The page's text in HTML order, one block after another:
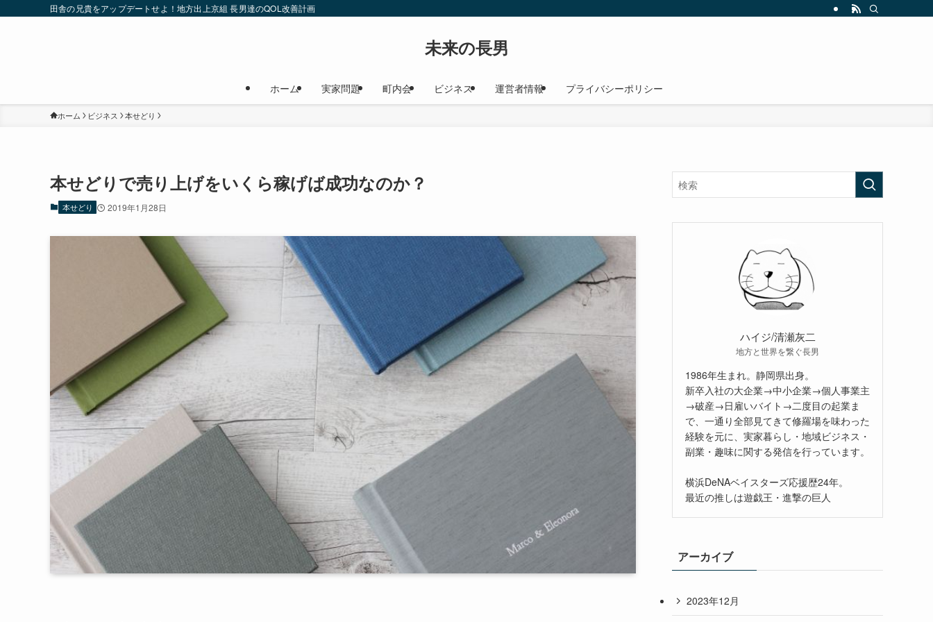
田舎の兄貴をアップデートせよ！地方出上京組 長男達のQOL改善計画
未来の長男
ホーム 実家問題 町内会 ビジネス 運営者情報 プライバシーポリシー
ホーム ビジネス 本せどり
本せどりで売り上げをいくら稼げば成功なのか？
本せどり 2019年1月28日
ハイジ/清瀬灰二
地方と世界を繋ぐ長男
1986年生まれ。静岡県出身。
新卒入社の大企業→中小企業→個人事業主
→破産→日雇いバイト→二度目の起業ま
で、一通り全部見てきて修羅場を味わった
経験を元に、実家暮らし・地域ビジネス・
副業・趣味に関する発信を行っています。
横浜DeNAベイスターズ応援歴24年。
最近の推しは遊戯王・進撃の巨人
アーカイブ
2023年12月